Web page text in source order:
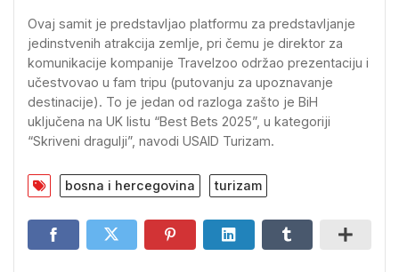
Ovaj samit je predstavljao platformu za predstavljanje
jedinstvenih atrakcija zemlje, pri čemu je direktor za
komunikacije kompanije Travelzoo održao prezentaciju i
učestvovao u fam tripu (putovanju za upoznavanje
destinacije). To je jedan od razloga zašto je BiH
uključena na UK listu “Best Bets 2025”, u kategoriji
“Skriveni dragulji”, navodi USAID Turizam.
bosna i hercegovina turizam